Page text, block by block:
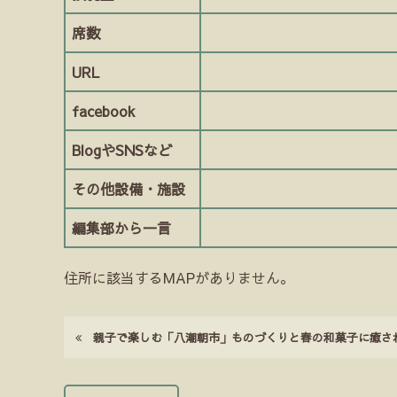
席数
URL
facebook
BlogやSNSなど
その他設備・施設
編集部から一言
住所に該当するMAPがありません。
親子で楽しむ「八潮朝市」ものづくりと春の和菓子に癒さ